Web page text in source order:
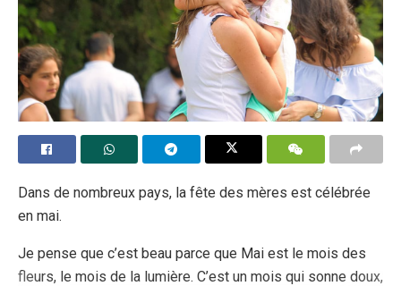
par le père de l’enfant et ne peuvent pas décider librement
de leur progéniture.
La jeune femme a perdu son enfant le jour de Noël lors
d’une fausse couche, qui ne serait toutefois pas liée aux
boissons mélangées à la mifespristone.
Tags: avortement mifepristone Protection of life
Royaume-Uni
Dans de nombreux pays, la fête des mères est célébrée
en mai.
Je pense que c’est beau parce que Mai est le mois des
fleurs, le mois de la lumière. C’est un mois qui sonne doux,